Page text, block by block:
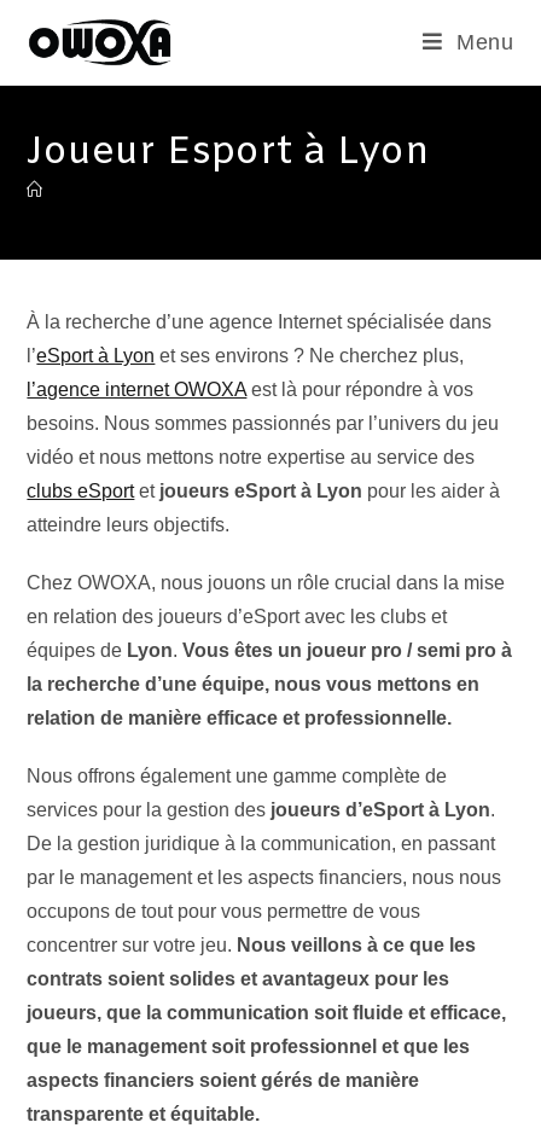
Menu
Joueur Esport à Lyon
À la recherche d’une agence Internet spécialisée dans
l’eSport à Lyon et ses environs ? Ne cherchez plus,
l’agence internet OWOXA est là pour répondre à vos
besoins. Nous sommes passionnés par l’univers du jeu
vidéo et nous mettons notre expertise au service des
clubs eSportet joueurs eSport à Lyon pour les aider à
atteindre leurs objectifs.
Chez OWOXA, nous jouons un rôle crucial dans la mise
en relation des joueurs d’eSport avec les clubs et
équipes de Lyon.Vous êtes un joueur pro / semi pro à
la recherche d’une équipe, nous vous mettons en
relation de manière efficace et professionnelle.
Nous offrons également une gamme complète de
services pour la gestion des joueurs d’eSport à Lyon.
De la gestion juridique à la communication, en passant
par le management et les aspects financiers, nous nous
occupons de tout pour vous permettre de vous
concentrer sur votre jeu. Nous veillons à ce que les
contrats soient solides et avantageux pour les
joueurs, que la communication soit fluide et efficace,
que le management soit professionnel et que les
aspects financiers soient gérés de manière
transparente et équitable.